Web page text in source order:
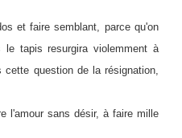
et faire semblant, parce qu'on
tapis resurgira violemment à
question de la résignation,
l'amour sans désir, à faire mille